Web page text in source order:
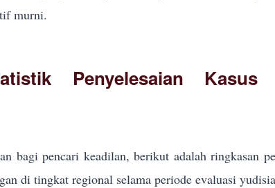
murni.
Penyelesaian Kasus
bagi pencari keadilan, berikut adalah ringkasan
di tingkat regional selama periode evaluasi